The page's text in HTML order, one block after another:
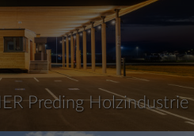
Preding Holzindustrie